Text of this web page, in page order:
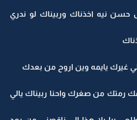
حسن نيه اخذناك وربيناك لو ندري
غيرك يايمه وين اروح من بعدك
رمتك من صغرك واحنا ربيناك يالي